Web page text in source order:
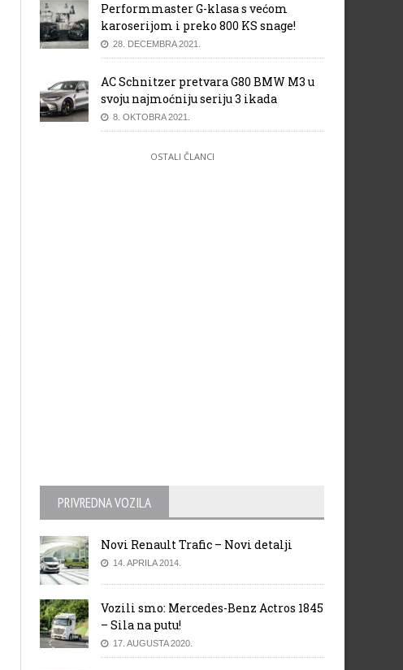
Performmaster G-klasa s većom
karoserijom i preko 800 KS snage!
28. DECEMBRA 2021.
AC Schnitzer pretvara G80 BMW M3 u
svoju najmoćniju seriju 3 ikada
8. OKTOBRA 2021.
OSTALI ČLANCI
PRIVREDNA VOZILA
Novi Renault Trafic – Novi detalji
14. APRILA 2014.
Vozili smo: Mercedes-Benz Actros 1845
– Sila na putu!
17. AUGUSTA 2020.